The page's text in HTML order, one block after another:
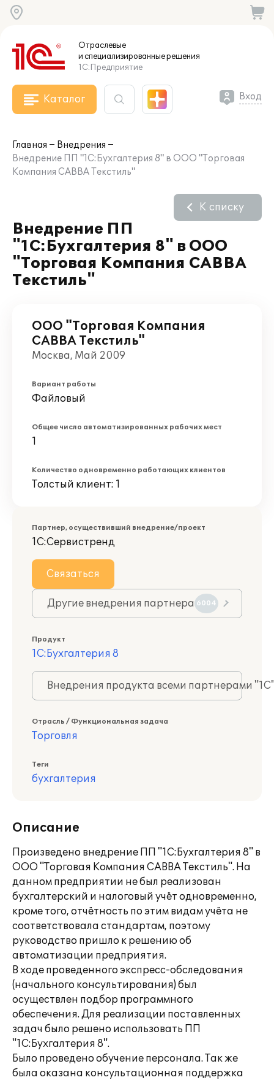
Отраслевые
и специализированныерешения
1С:Предприятие
Каталог Вход
Главная
Внедрения
Внедрение ПП "1С:Бухгалтерия 8" в ООО "Торговая
Компания САВВА Текстиль"
Внедрение ПП
"1С:Бухгалтерия 8" в ООО
"Торговая Компания САВВА
Текстиль"
К списку
ООО "Торговая Компания
САВВА Текстиль"
Москва, Май 2009
Вариант работы
Файловый
Общее число автоматизированных рабочих мест
1
Количество одновременно работающих клиентов
Толстый клиент: 1
Партнер, осуществивший внедрение/проект
1С:Сервистренд
Связаться
Другие внедрения партнера 6004
Продукт
1С:Бухгалтерия 8
Внедрения продукта всеми партнерами
Отрасль / Функциональная задача
Торговля
Теги
бухгалтерия
Описание
Произведено внедрение ПП "1С:Бухгалтерия 8" в
ООО "Торговая Компания САВВА Текстиль". На
данном предприятии не был реализован
бухгалтерский и налоговый учёт одновременно,
кроме того, отчётность по этим видам учёта не
соответствовала стандартам, поэтому
руководство пришло к решению об
автоматизации предприятия.
В ходе проведенного экспресс-обследования
(начального консультирования) был
осуществлен подбор программного
обеспечения. Для реализации поставленных
задач было решено использовать ПП
"1С:Бухгалтерия 8".
Было проведено обучение персонала. Так же
была оказана консультационная поддержка